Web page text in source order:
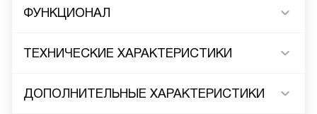
ФУНКЦИОНАЛ
ТЕХНИЧЕСКИЕ ХАРАКТЕРИСТИКИ
ДОПОЛНИТЕЛЬНЫЕ ХАРАКТЕРИСТИКИ